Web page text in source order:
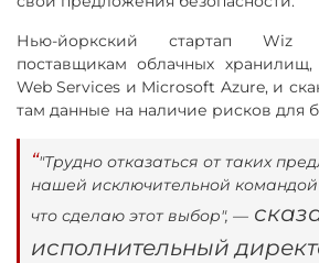
Нью-йоркский стартап Wiz
поставщикам облачных хранилищ,
Web Services и Microsoft Azure, и
там данные на наличие рисков для
"Трудно отказаться от таких
нашей исключительной командой
что сделаю этот выбор", —
исполнительный